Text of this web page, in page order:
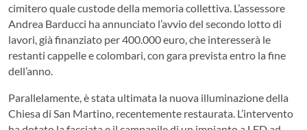
cimitero quale custode della memoria collettiva. L’assessore
Andrea Barducci ha annunciato l’avvio del secondo lotto di
lavori, già finanziato per 400.000 euro, che interesserà le
restanti cappelle e colombari, con gara prevista entro la fine
dell’anno.
Parallelamente, è stata ultimata la nuova illuminazione della
Chiesa di San Martino, recentemente restaurata. L’intervento